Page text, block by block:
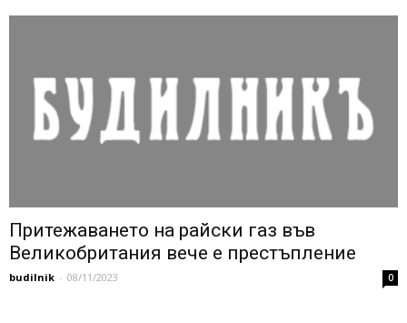
Притежаването на райски газ във
Великобритания вече е престъпление
budilnik - 08/11/2023 0